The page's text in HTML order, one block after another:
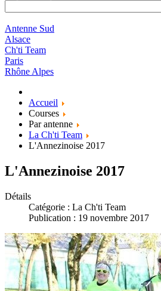
Antenne Sud
Alsace
Ch'ti Team
Paris
Rhône Alpes
Accueil
Courses
Par antenne
La Ch'ti Team
L'Annezinoise 2017
L'Annezinoise 2017
Détails
Catégorie : La Ch'ti Team
Publication : 19 novembre 2017